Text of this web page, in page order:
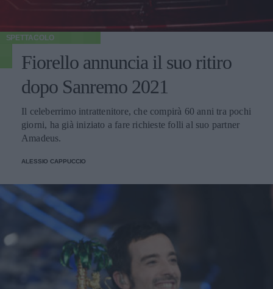
SPETTACOLO
Fiorello annuncia il suo ritiro
dopo Sanremo 2021
Il celeberrimo intrattenitore, che compirà 60 anni tra pochi
giorni, ha già iniziato a fare richieste folli al suo partner
Amadeus.
ALESSIO CAPPUCCIO